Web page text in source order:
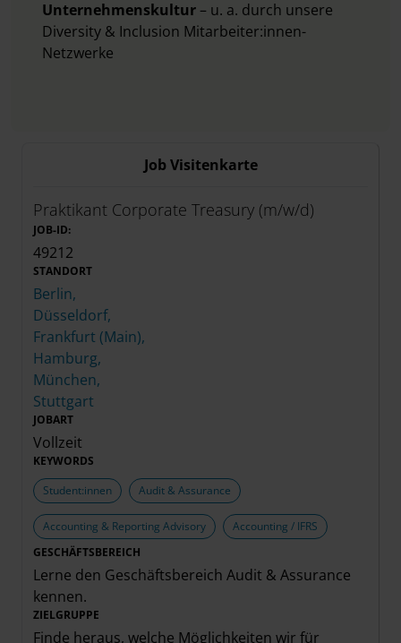
Unternehmenskultur – u. a. durch unsere
Diversity & Inclusion Mitarbeiter:innen-
Netzwerke
Job Visitenkarte
Praktikant Corporate Treasury (m/w/d)
JOB-ID:
49212
STANDORT
Berlin,
Düsseldorf,
Frankfurt (Main),
Hamburg,
München,
Stuttgart
JOBART
Vollzeit
KEYWORDS
Student:innen
Audit & Assurance
Accounting & Reporting Advisory
Accounting / IFRS
GESCHÄFTSBEREICH
Lerne den Geschäftsbereich Audit & Assurance
kennen.
ZIELGRUPPE
Finde heraus, welche Möglichkeiten wir für